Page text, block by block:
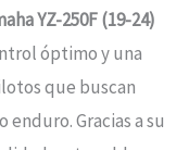
YZ-250F (19-24)
óptimo y una
que buscan
Gracias a su